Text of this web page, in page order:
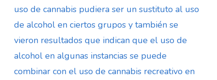
uso de cannabis pudiera ser un sustituto al uso
de alcohol en ciertos grupos y también se
vieron resultados que indican que el uso de
alcohol en algunas instancias se puede
combinar con el uso de cannabis recreativo en